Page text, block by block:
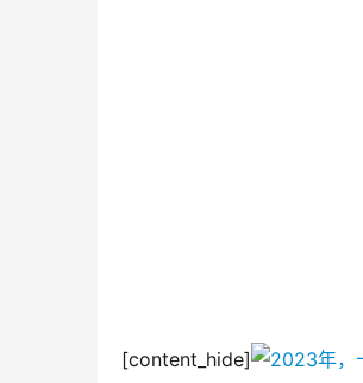
[content_hide]